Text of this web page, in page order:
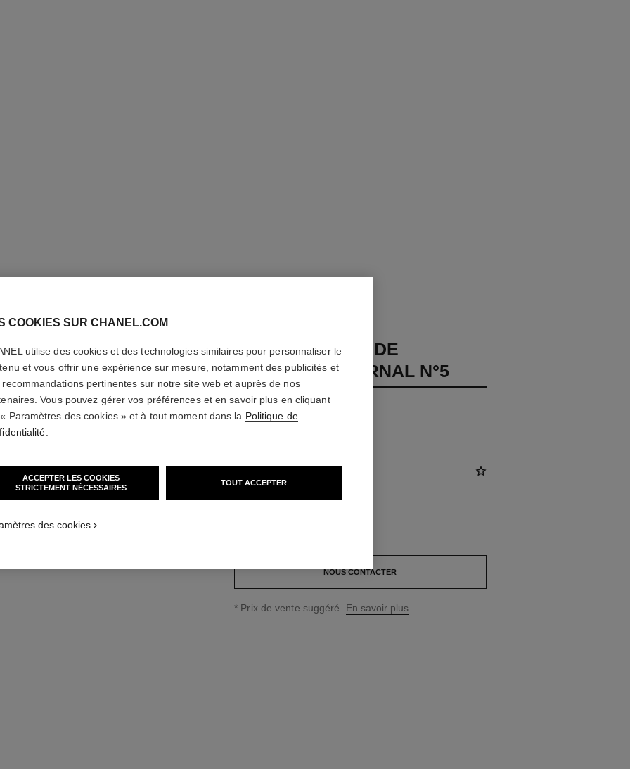
la version taille standard
COLLIER LIGNE DE
DIAMANTS ETERNAL N°5
OR BEIGE 18 carats, diamants
En savoir plus
variante(3)
NOUS CONTACTER
↩
* Prix de vente suggéré. En savoir plus
COOKIES SUR CHANEL.COM
utilise des cookies et des technologies similaires pour personnaliser le
et vous offrir une expérience sur mesure, notamment des publicités et
recommandations pertinentes sur notre site web et auprès de nos
Vous pouvez gérer vos préférences et en savoir plus en cliquant
Paramètres des cookies » et à tout moment dans la Politique de
ACCEPTER LES COOKIES
STRICTEMENT NÉCESSAIRES
TOUT ACCEPTER
des cookies